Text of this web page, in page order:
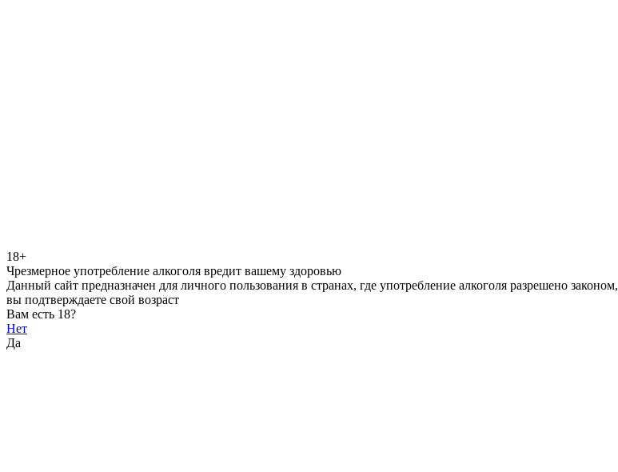
18+
Чрезмерное употребление алкоголя вредит вашему здоровью
Данный сайт предназначен для личного пользования в странах, где употребление алкоголя разрешено
вы подтверждаете свой возраст
Вам есть 18?
Нет
Да